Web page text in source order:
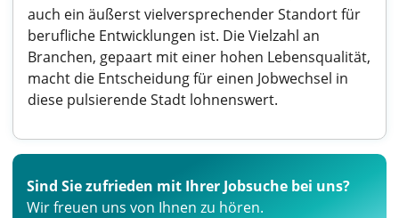
auch ein äußerst vielversprechender Standort für
berufliche Entwicklungen ist. Die Vielzahl an
Branchen, gepaart mit einer hohen Lebensqualität,
macht die Entscheidung für einen Jobwechsel in
diese pulsierende Stadt lohnenswert.
Sind Sie zufrieden mit Ihrer Jobsuche bei uns?
Wir freuen uns von Ihnen zu hören.